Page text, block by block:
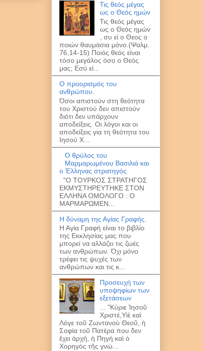
Τις θεός μέγας
ως ο Θεός ημών
Τις θεός μέγας
ως ο Θεός ημών
, συ εί ο Θεος ο
ποιών θαυμάσια μόνο.(Ψαλμ.
76,14-15) Ποιός θεός είναι
τόσο μεγάλος όσο ο Θεός
μας; Εσύ εί...
Ο προορισμός του
ανθρώπου.
Όσοι απιστούν στη θεότητα
του Χριστού δεν απιστούν
διότι δεν υπάρχουν
αποδείξεις. Οι λόγοι και οι
αποδείξεις για τη θεότητα του
Ιησού Χ...
O θρύλος του
Μαρμαρωμένου Βασιλιά και
ο Έλληνας στρατηγός
"Ο ΤΟΥΡΚΟΣ ΣΤΡΑΤΗΓΟΣ
ΕΚΜΥΣΤΗΡΕΥΤΗΚΕ ΣΤΟΝ
ΕΛΛΗΝΑ ΟΜΟΛΟΓΟ : O
MAΡΜΑΡΩΜΕΝ...
Η δύναμη της Αγίας Γραφής.
Η Αγία Γραφή είναι το βιβλίο
της Εκκλησίας μας που
μπορεί να αλλάζει τις ζωές
των ανθρώπων. Όχι μόνο
τρέφει τις ψυχές των
ανθρώπων και τις κ...
Προσευχή των
υποψηφίων των
εξετάσεων
... "Kύριε Ἰησοῦ
Χριστέ,Υἱὲ καὶ
Λόγε τοῦ Ζωντανοὺ Θεοῦ, ἡ
Σοφία τοῦ Πατέρα που δεν
ἔχει ἀρχή, ἡ Πηγὴ καὶ ὁ
Χορηγὸς τῆς γνώ...